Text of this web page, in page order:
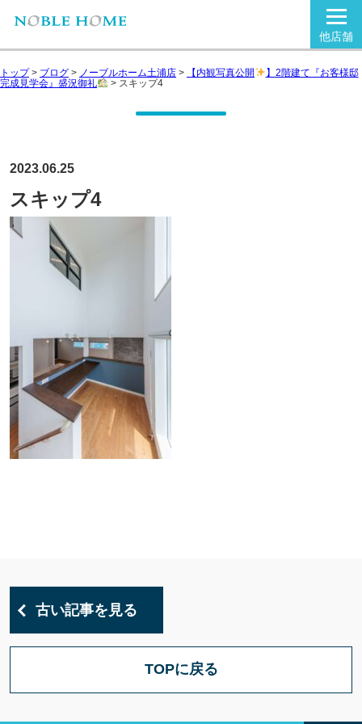
他店舗
トップ> ブログ > ノーブルホーム土浦店 > 【内観写真公開
】2階建て『お客様邸
完成見学会』盛況御礼
> スキップ4
2023.06.25
スキップ4
古い記事を見る
TOPに戻る